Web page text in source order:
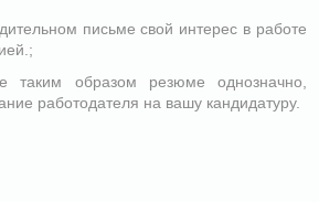
письме свой интерес в работе
таким образом резюме однозначно,
работодателя на вашу кандидатуру.